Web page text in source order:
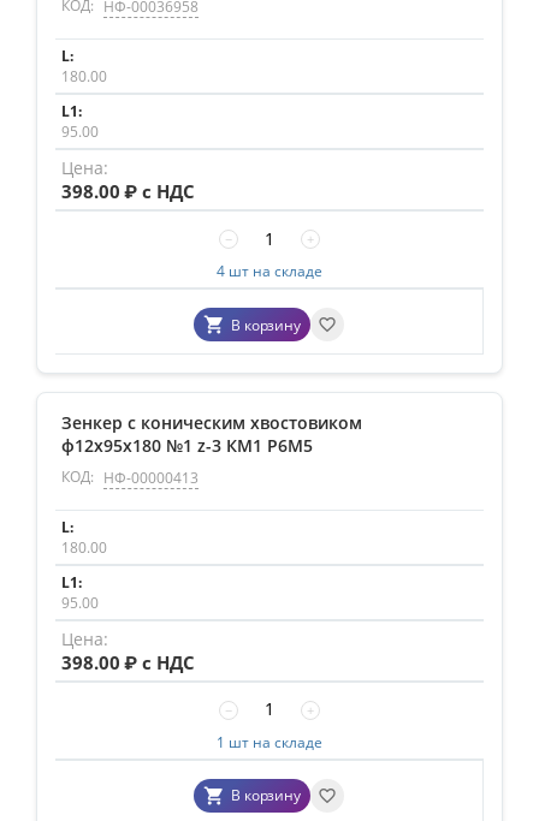
КОД: НФ-00036958
180.00
95.00
398.00 ₽ с НДС
+
−
4 шт на складе
В корзину
Зенкер с коническим хвостовиком
ф12х95х180 №1 z-3 КМ1 Р6М5
КОД: НФ-00000413
180.00
95.00
398.00 ₽ с НДС
+
−
1 шт на складе
В корзину